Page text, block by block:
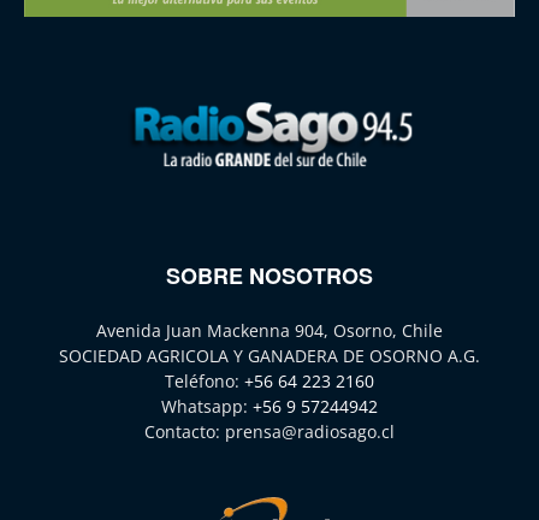
SOBRE NOSOTROS
Avenida Juan Mackenna 904, Osorno, Chile
SOCIEDAD AGRICOLA Y GANADERA DE OSORNO A.G.
Teléfono: +56 64 223 2160
Whatsapp: +56 9 57244942
Contacto: prensa@radiosago.cl